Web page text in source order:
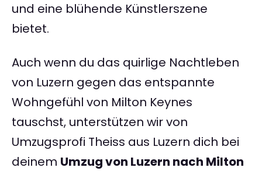
und eine blühende Künstlerszene
bietet.
Auch wenn du das quirlige Nachtleben
von Luzern gegen das entspannte
Wohngefühl von Milton Keynes
tauschst, unterstützen wir von
Umzugsprofi Theiss aus Luzern dich bei
deinem Umzug von Luzern nach Milton